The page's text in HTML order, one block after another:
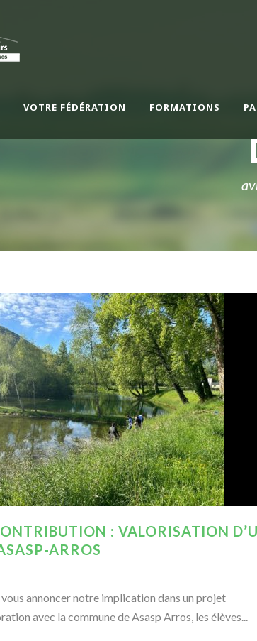
VOTRE FÉDÉRATION FORMATIONS
: VALORISATION
ARROS
annoncer notre implication dans un projet
avec la commune de Asasp Arros, les élèves...